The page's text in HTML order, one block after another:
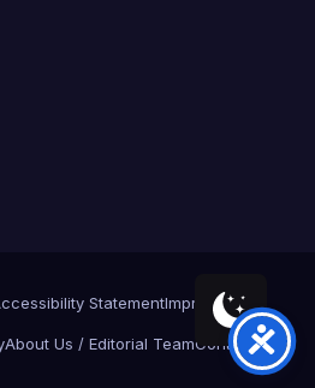
StatementImpresszum
About Us / Editorial TeamContact